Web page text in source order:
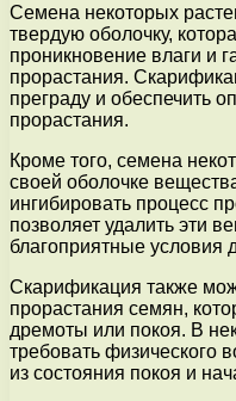
Семена некоторых
твердую оболочку,
проникновение влаги и
прорастания.
преграду и обеспечить
прорастания.
Кроме того, семена
своей оболочке
ингибировать процесс
позволяет удалить эти
благоприятные условия
Скарификация также
прорастания семян,
дремоты или покоя. В
требовать физического
из состояния покоя и